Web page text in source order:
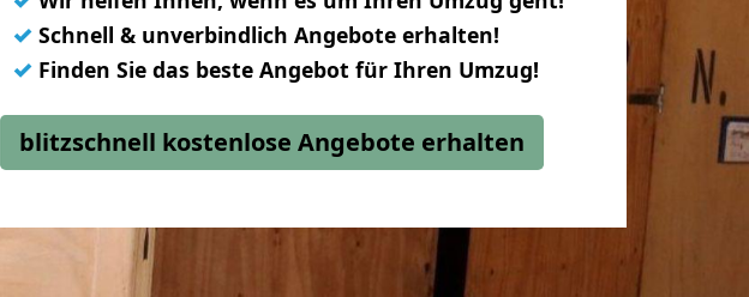
✓ Schnell & unverbindlich Angebote erhalten!
✓ Finden Sie das beste Angebot für Ihren Umzug!
blitzschnell kostenlose Angebote erhalten